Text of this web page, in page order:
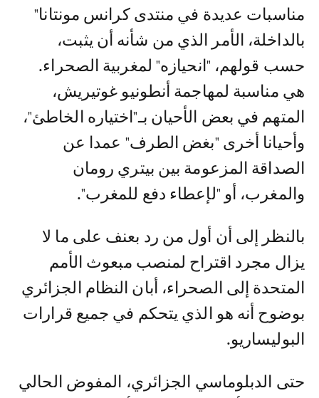
مناسبات عديدة في منتدى كرانس مونتانا"
بالداخلة، الأمر الذي من شأنه أن يثبت،
حسب قولهم، "انحيازه" لمغربية الصحراء.
هي مناسبة لمهاجمة أنطونيو غوتيريش،
المتهم في بعض الأحيان بـ"اختياره الخاطئ"،
وأحيانا أخرى "بغض الطرف" عمدا عن
الصداقة المزعومة بين بيتري رومان
والمغرب، أو "لإعطاء دفع للمغرب".
بالنظر إلى أن أول من رد بعنف على ما لا
يزال مجرد اقتراح لمنصب مبعوث الأمم
المتحدة إلى الصحراء، أبان النظام الجزائري
بوضوح أنه هو الذي يتحكم في جميع قرارات
البوليساريو.
حتى الدبلوماسي الجزائري، المفوض الحالي